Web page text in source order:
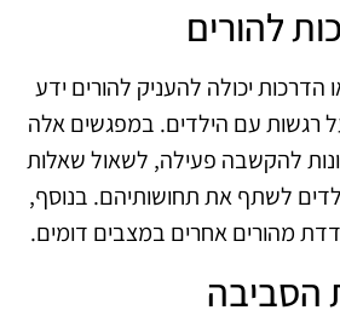
להורים
יכולה להעניק להורים ידע
רגשות עם הילדים. במפגשים אלה
להקשבה פעילה, לשאול שאלות
לשתף את תחושותיהם. בנוסף,
מהורים אחרים במצבים דומים.
הסביבה